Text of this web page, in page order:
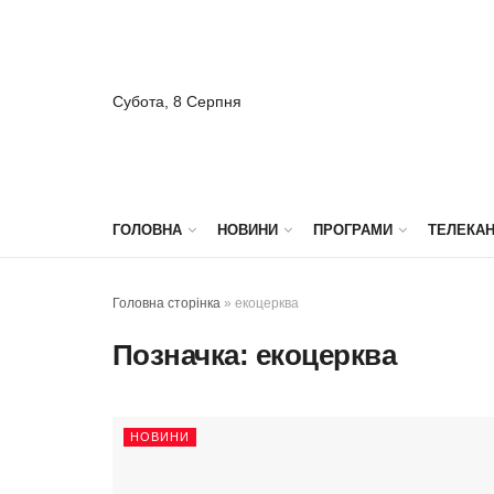
Субота, 8 Серпня
ГОЛОВНА НОВИНИ ПРОГРАМИ
Головна сторінка » екоцерква
Позначка: екоцерква
НОВИНИ